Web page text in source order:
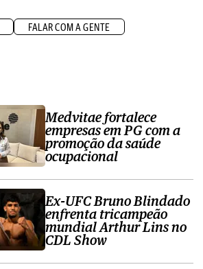
FALAR COM A GENTE
Medvitae fortalece
empresas em PG com a
promoção da saúde
ocupacional
Ex-UFC Bruno Blindado
enfrenta tricampeão
mundial Arthur Lins no
CDL Show